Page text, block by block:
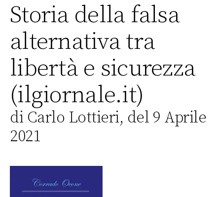
Storia della falsa
alternativa tra
libertà e sicurezza
(ilgiornale.it)
di Carlo Lottieri, del 9 Aprile
2021